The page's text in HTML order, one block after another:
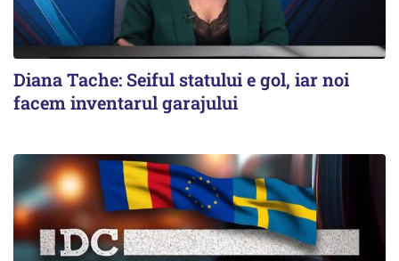
Diana Tache: Seiful statului e gol, iar noi
facem inventarul garajului